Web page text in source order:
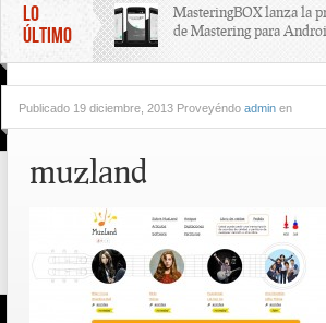
LO
ÚLTIMO
MasteringBOX lanza la
de Mastering para
line gratis!
Tutorial de CLA Effects,
aplicar efectos a tus voces.
Publicado 19 diciembre, 2013 Proveyéndo admin en
muzland